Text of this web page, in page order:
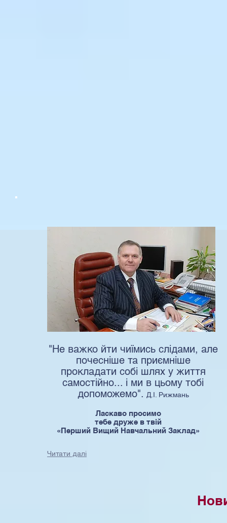
"Не важко йти чиїмись слідами, але
почесніше та приємніше
прокладати собі шлях у життя
самостійно... і ми в цьому тобі
допоможемо". Д.І. Рижмань
Ласкаво просимо
тебе друже в твій
«Перший Вищий Навчальний Заклад»
Читати далі